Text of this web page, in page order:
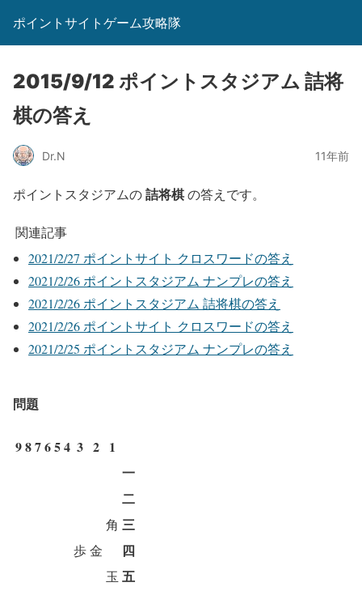
ポイントサイトゲーム攻略隊
2015/9/12 ポイントスタジアム 詰将
棋の答え
Dr.N 11年前
ポイントスタジアムの詰将棋の答えです。
関連記事
2021/2/27 ポイントサイト クロスワードの答え
2021/2/26 ポイントスタジアム ナンプレの答え
2021/2/26 ポイントスタジアム 詰将棋の答え
2021/2/26 ポイントサイト クロスワードの答え
2021/2/25 ポイントスタジアム ナンプレの答え
問題
987654 3 2 1
一
二
角 三
歩金 四
玉 五